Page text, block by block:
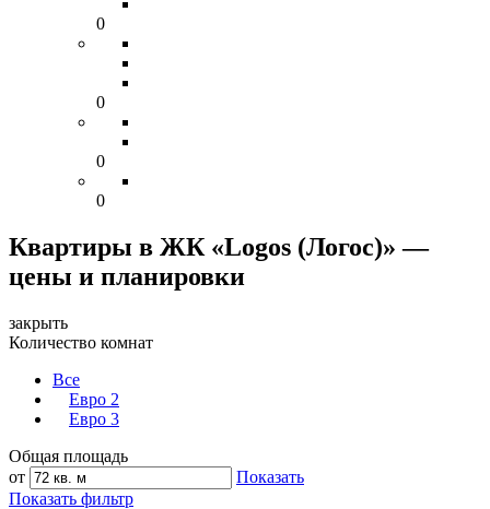
0
0
0
0
Квартиры в ЖК «Logos (Логос)» —
цены и планировки
закрыть
Количество комнат
Все
Евро 2
Евро 3
Общая площадь
от
Показать
Показать фильтр